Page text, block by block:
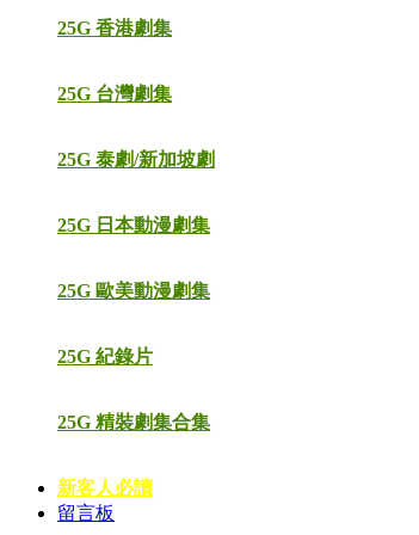
25G 香港劇集
25G 台灣劇集
25G 泰劇/新加坡劇
25G 日本動漫劇集
25G 歐美動漫劇集
25G 紀錄片
25G 精裝劇集合集
新客人必讀
留言板